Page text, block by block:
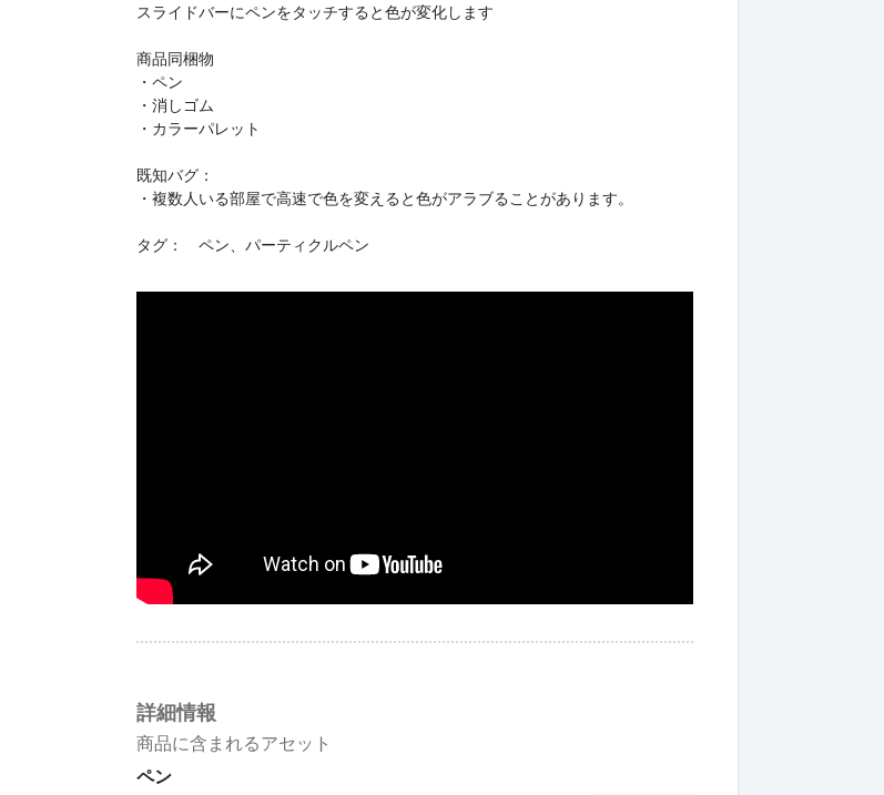
スライドバーにペンをタッチすると色が変化します
商品同梱物
・ペン
・消しゴム
・カラーパレット
既知バグ：
・複数人いる部屋で高速で色を変えると色がアラブることがあります。
タグ： ペン、パーティクルペン
詳細情報
商品に含まれるアセット
ペン